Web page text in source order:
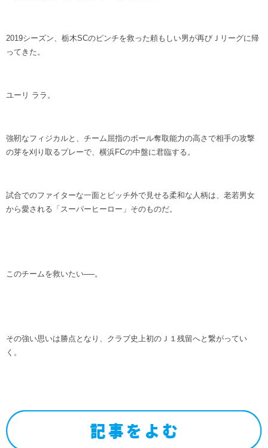
2019シーズン、栃木SCのピンチを救った頼もしい男が再びＪリーグに帰
ってきた。
ユーリ ララ。
強靭なフィジカルと、チーム屈指のボール奪取能力の高さで相手の攻撃
の芽を刈り取るプレーで、横浜FCの中盤に君臨する。
試合でのファイターな一面とピッチ外で見せる柔和な人柄は、老若男女
から愛される「スーパーヒーロー」そのものだ。
このチームを救いたい──。
その強い思いは勝点となり、クラブ史上初のＪ１残留へと繋がってい
く。